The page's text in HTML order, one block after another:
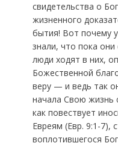
свидетельства о
жизненного
бытия! Вот почему
знали, что пока
люди ходят в них,
Божественной
веру — и ведь так
начала Свою жизнь
как повествует
Евреям (Евр. 9:1-7),
воплотившегося